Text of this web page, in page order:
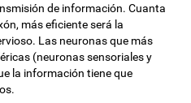
de información. Cuanta
más eficiente será la
Las neuronas que más
(neuronas sensoriales y
la información tiene que